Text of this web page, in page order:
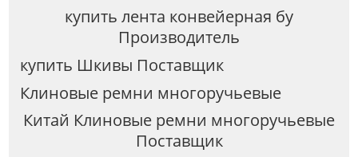
купить лента конвейерная бу
Производитель
купить Шкивы Поставщик
Клиновые ремни многоручьевые
Китай Клиновые ремни многоручьевые
Поставщик